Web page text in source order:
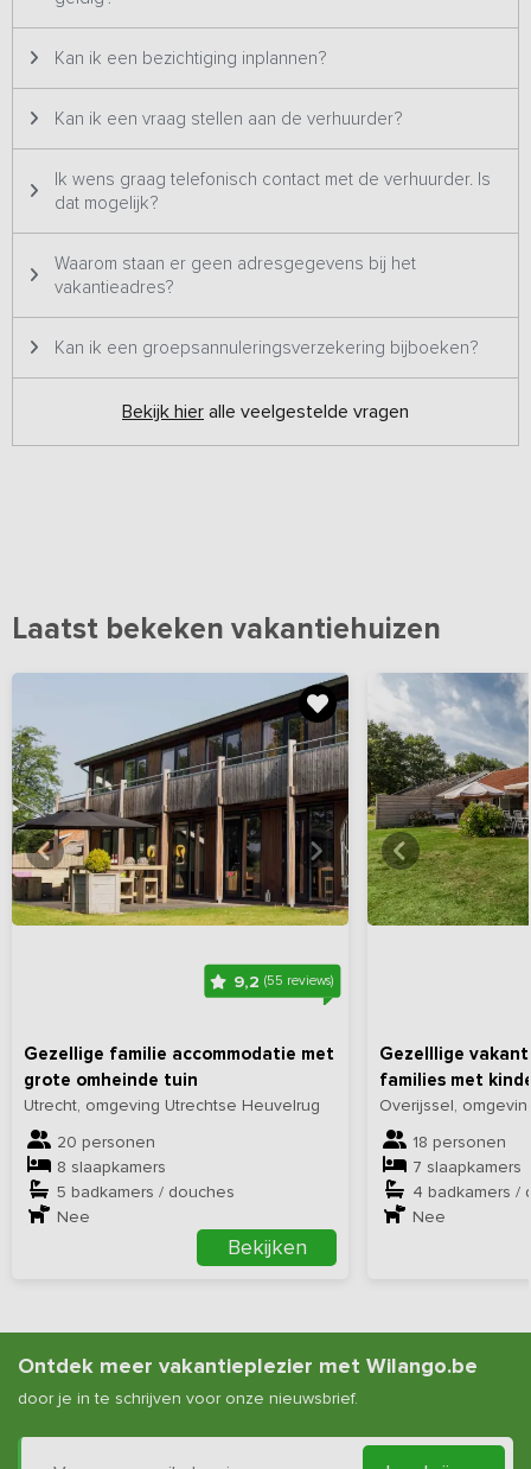
speelvoorzieningen. Er is een groot grasveld met veel
speelruimte, een kleine zandbak, een schommel, een wip, een
speelhuisje, een klimrek én een trampoline, hier zullen ze zich niet
snel vervelen!
geschikt en staat daarom twee keer op ons platform. Het betreft
hetzelfde vakantieadres met dezelfde foto's & prijzen en wordt
dus ook altijd aan één groep tegelijk verhuurd.
Kan ik een bezichtiging inplannen?
Kan ik een vraag stellen aan de verhuurder?
Ik wens graag telefonisch contact met de verhuurder. Is
dat mogelijk?
Waarom staan er geen adresgegevens bij het
vakantieadres?
Kan ik een groepsannuleringsverzekering bijboeken?
Bekijk hier alle veelgestelde vragen
Laatst bekeken vakantiehuizen
9,2 (55 reviews)
Gezellige familie accommodatie met
grote omheinde tuin
Utrecht, omgeving Utrechtse Heuvelrug
20 personen
8 slaapkamers
5 badkamers / douches
Nee
Bekijken
Bekijkhieralle foto's
Gezelllige
families met
Overijssel,
18 personen
7 slaapkamers
4 badkamers /
Nee
Bekijk
Ontdek meer vakantieplezier met Wilango.be
door je in te schrijven voor onze nieuwsbrief.